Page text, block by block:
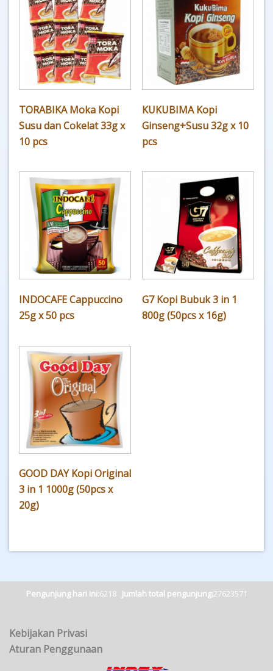
TORABIKA Moka Kopi
Susu dan Cokelat 33g x
10 pcs
KUKUBIMA Kopi
Ginseng+Susu 32g x 10
pcs
INDOCAFE Cappuccino
25g x 50 pcs
G7 Kopi Bubuk 3 in 1
800g (50pcs x 16g)
GOOD DAY Kopi Original
3 in 1 1000g (50pcs x
20g)
Pengunjung hari ini:6218 Jumlah total pengunjung:27623571
Kebijakan Privasi
Aturan Penggunaan